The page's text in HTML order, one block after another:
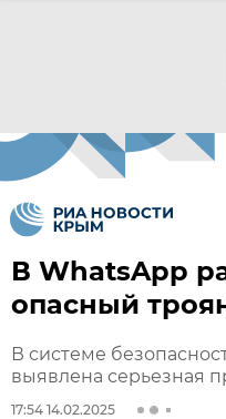
В WhatsApp
опасный
В системе
выявлена серьезная
17:54 14.02.2025